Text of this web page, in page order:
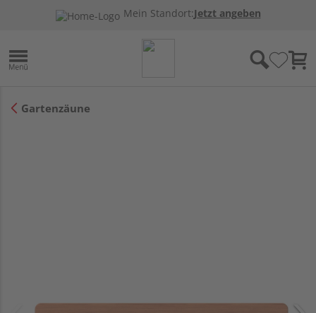
Mein Standort:Jetzt angeben
Gartenzäune